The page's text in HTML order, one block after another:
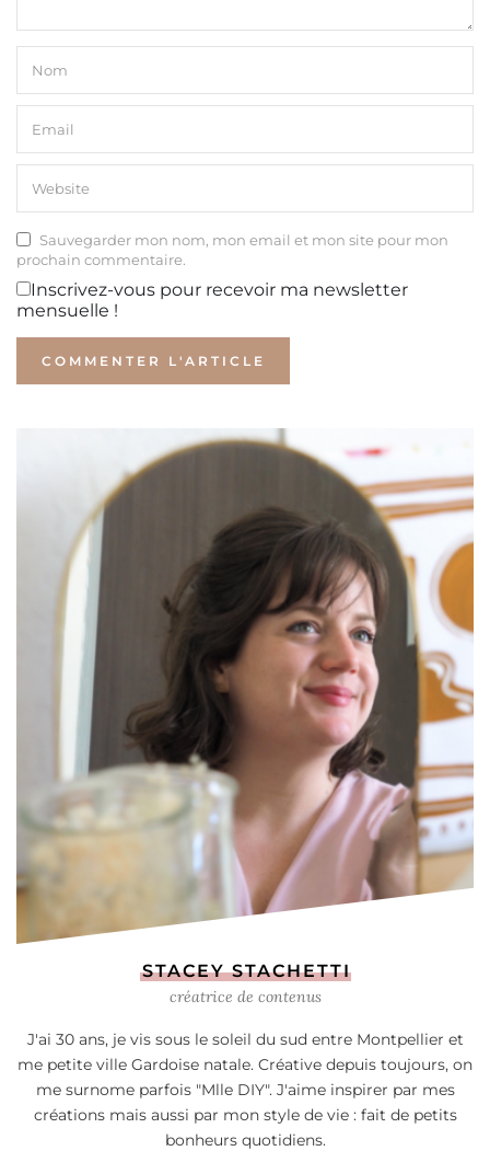
Sauvegarder mon nom, mon email et mon site pour mon
prochain commentaire.
Inscrivez-vous pour recevoir ma newsletter
mensuelle !
STACEY STACHETTI
créatrice de contenus
J'ai 30 ans, je vis sous le soleil du sud entre Montpellier et
me petite ville Gardoise natale. Créative depuis toujours, on
me surnome parfois "Mlle DIY". J'aime inspirer par mes
créations mais aussi par mon style de vie : fait de petits
bonheurs quotidiens.